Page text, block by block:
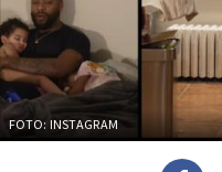
FOTO: INSTAGRAM